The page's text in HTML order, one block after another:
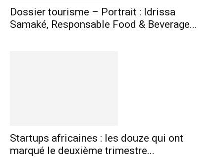
Dossier tourisme – Portrait : Idrissa
Samaké, Responsable Food & Beverage...
Startups africaines : les douze qui ont
marqué le deuxième trimestre...